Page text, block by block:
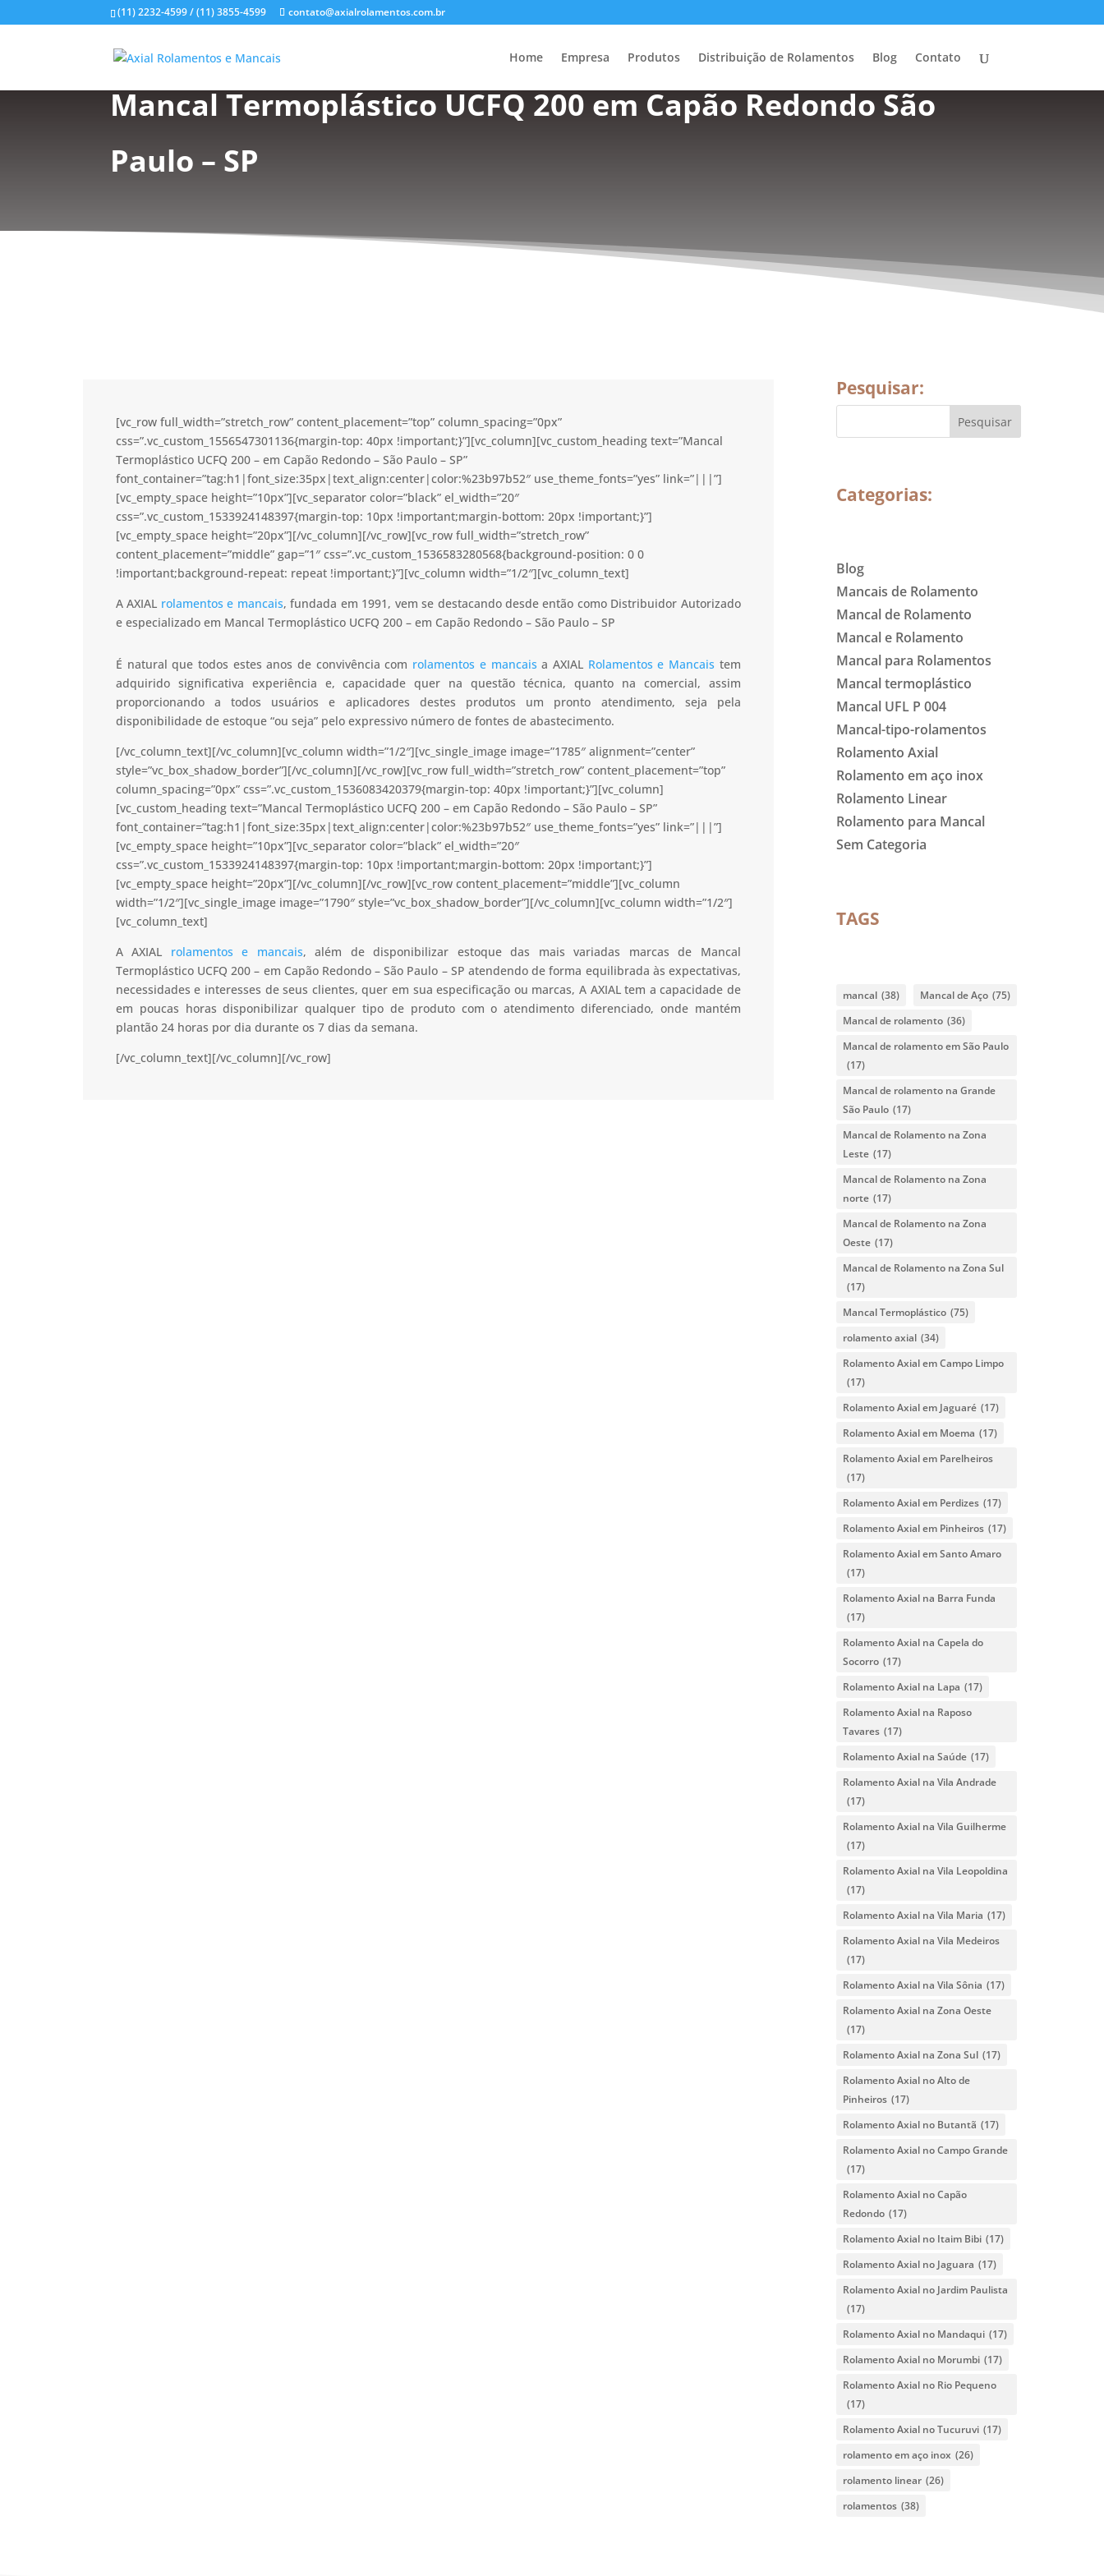
(11) 2232-4599 / (11) 3855-4599 contato@axialrolamentos.com.br
Home Empresa Produtos Distribuição de Rolamentos Blog Contato
Mancal Termoplástico UCFQ 200 em Capão Redondo São
Paulo – SP
[vc_row full_width=”stretch_row” content_placement=”top” column_spacing=”0px”
css=”.vc_custom_1556547301136{margin-top: 40px !important;}”][vc_column][vc_custom_heading text=”Mancal
Termoplástico UCFQ 200 – em Capão Redondo – São Paulo – SP”
font_container=”tag:h1|font_size:35px|text_align:center|color:%23b97b52″ use_theme_fonts=”yes” link=”|||”]
[vc_empty_space height=”10px”][vc_separator color=”black” el_width=”20″
css=”.vc_custom_1533924148397{margin-top: 10px !important;margin-bottom: 20px !important;}”]
[vc_empty_space height=”20px”][/vc_column][/vc_row][vc_row full_width=”stretch_row”
content_placement=”middle” gap=”1″ css=”.vc_custom_1536583280568{background-position: 0 0
!important;background-repeat: repeat !important;}”][vc_column width=”1/2″][vc_column_text]
A AXIAL rolamentos e mancais, fundada em 1991, vem se destacando desde então como Distribuidor Autorizado
e especializado em Mancal Termoplástico UCFQ 200 – em Capão Redondo – São Paulo – SP
É natural que todos estes anos de convivência com rolamentos e mancais a AXIAL Rolamentos e Mancais tem
adquirido significativa experiência e, capacidade quer na questão técnica, quanto na comercial, assim
proporcionando a todos usuários e aplicadores destes produtos um pronto atendimento, seja pela
disponibilidade de estoque “ou seja” pelo expressivo número de fontes de abastecimento.
[/vc_column_text][/vc_column][vc_column width=”1/2″][vc_single_image image=”1785″ alignment=”center”
style=”vc_box_shadow_border”][/vc_column][/vc_row][vc_row full_width=”stretch_row” content_placement=”top”
column_spacing=”0px” css=”.vc_custom_1536083420379{margin-top: 40px !important;}”][vc_column]
[vc_custom_heading text=”Mancal Termoplástico UCFQ 200 – em Capão Redondo – São Paulo – SP”
font_container=”tag:h1|font_size:35px|text_align:center|color:%23b97b52″ use_theme_fonts=”yes” link=”|||”]
[vc_empty_space height=”10px”][vc_separator color=”black” el_width=”20″
css=”.vc_custom_1533924148397{margin-top: 10px !important;margin-bottom: 20px !important;}”]
[vc_empty_space height=”20px”][/vc_column][/vc_row][vc_row content_placement=”middle”][vc_column
width=”1/2″][vc_single_image image=”1790″ style=”vc_box_shadow_border”][/vc_column][vc_column width=”1/2″]
[vc_column_text]
A AXIAL rolamentos e mancais, além de disponibilizar estoque das mais variadas marcas de Mancal
Termoplástico UCFQ 200 – em Capão Redondo – São Paulo – SP atendendo de forma equilibrada às expectativas,
necessidades e interesses de seus clientes, quer em sua especificação ou marcas, A AXIAL tem a capacidade de
em poucas horas disponibilizar qualquer tipo de produto com o atendimento diferenciado, onde mantém
plantão 24 horas por dia durante os 7 dias da semana.
[/vc_column_text][/vc_column][/vc_row]
Pesquisar:
Categorias:
Blog
Mancais de Rolamento
Mancal de Rolamento
Mancal e Rolamento
Mancal para Rolamentos
Mancal termoplástico
Mancal UFL P 004
Mancal-tipo-rolamentos
Rolamento Axial
Rolamento em aço inox
Rolamento Linear
Rolamento para Mancal
Sem Categoria
TAGS
mancal (38) Mancal de Aço (75)
Mancal de rolamento (36)
Mancal de rolamento em São Paulo
(17)
Mancal de rolamento na Grande
São Paulo (17)
Mancal de Rolamento na Zona
Leste (17)
Mancal de Rolamento na Zona
norte (17)
Mancal de Rolamento na Zona
Oeste (17)
Mancal de Rolamento na Zona Sul
(17)
Mancal Termoplástico (75)
rolamento axial (34)
Rolamento Axial em Campo Limpo
(17)
Rolamento Axial em Jaguaré (17)
Rolamento Axial em Moema (17)
Rolamento Axial em Parelheiros
(17)
Rolamento Axial em Perdizes (17)
Rolamento Axial em Pinheiros (17)
Rolamento Axial em Santo Amaro
(17)
Rolamento Axial na Barra Funda
(17)
Rolamento Axial na Capela do
Socorro (17)
Rolamento Axial na Lapa (17)
Rolamento Axial na Raposo
Tavares (17)
Rolamento Axial na Saúde (17)
Rolamento Axial na Vila Andrade
(17)
Rolamento Axial na Vila Guilherme
(17)
Rolamento Axial na Vila Leopoldina
(17)
Rolamento Axial na Vila Maria (17)
Rolamento Axial na Vila Medeiros
(17)
Rolamento Axial na Vila Sônia (17)
Rolamento Axial na Zona Oeste
(17)
Rolamento Axial na Zona Sul (17)
Rolamento Axial no Alto de
Pinheiros (17)
Rolamento Axial no Butantã (17)
Rolamento Axial no Campo Grande
(17)
Rolamento Axial no Capão
Redondo (17)
Rolamento Axial no Itaim Bibi (17)
Rolamento Axial no Jaguara (17)
Rolamento Axial no Jardim Paulista
(17)
Rolamento Axial no Mandaqui (17)
Rolamento Axial no Morumbi (17)
Rolamento Axial no Rio Pequeno
(17)
Rolamento Axial no Tucuruvi (17)
rolamento em aço inox (26)
rolamento linear (26)
rolamentos (38)